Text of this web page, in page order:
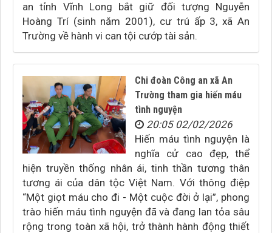
an tỉnh Vĩnh Long bắt giữ đối tượng Nguyễn
Hoàng Trí (sinh năm 2001), cư trú ấp 3, xã An
Trường về hành vi can tội cướp tài sản.
Chi đoàn Công an xã An
Trường tham gia hiến máu
tình nguyện
20:05 02/02/2026
Hiến máu tình nguyện là
nghĩa cử cao đẹp, thể
hiện truyền thống nhân ái, tinh thần tương thân
tương ái của dân tộc Việt Nam. Với thông điệp
“Một giọt máu cho đi - Một cuộc đời ở lại”, phong
trào hiến máu tình nguyện đã và đang lan tỏa sâu
rộng trong toàn xã hội, trở thành hành động thiết